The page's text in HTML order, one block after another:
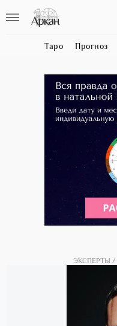
Таро Прогноз
ЭКСПЕРТЫ